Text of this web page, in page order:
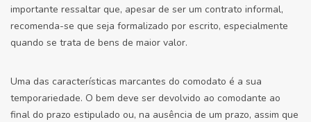
importante ressaltar que, apesar de ser um contrato informal,
recomenda-se que seja formalizado por escrito, especialmente
quando se trata de bens de maior valor.
Uma das características marcantes do comodato é a sua
temporariedade. O bem deve ser devolvido ao comodante ao
final do prazo estipulado ou, na ausência de um prazo, assim que